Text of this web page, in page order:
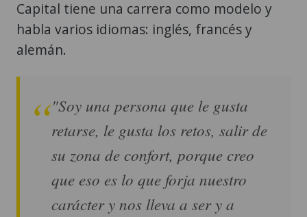
Capital tiene una carrera como modelo y
habla varios idiomas: inglés, francés y
alemán.
"Soy una persona que le gusta
retarse, le gusta los retos, salir de
su zona de confort, porque creo
que eso es lo que forja nuestro
carácter y nos lleva a ser y a